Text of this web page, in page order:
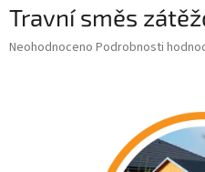
Travní směs
Průměrné
Neohodnoceno Podrobnosti